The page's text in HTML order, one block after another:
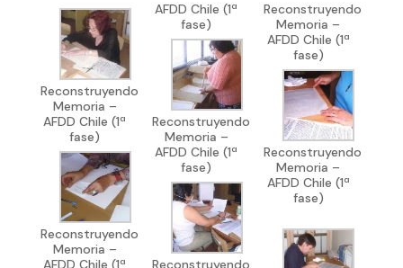
Reconstruyendo
Memoria –
AFDD Chile (1ª
fase)
Reconstruyendo
Memoria –
AFDD Chile (1ª
AFDD Chile (1ª
fase)
Reconstruyendo
Memoria –
AFDD Chile (1ª
fase)
Reconstruyendo
Reconstruyendo
Memoria –
AFDD Chile (1ª
fase)
Reconstruyendo
Memoria –
AFDD Chile (1ª
fase)